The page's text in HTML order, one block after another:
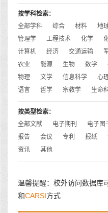
按学科检索：
全部学科
综合 材料 地
管理学
工程技术 化学
计算机
经济 交通运输
农业
能源 生物 数学
物理
文学 信息科学 心
语言
哲学 宗教学 生命
按类型检索：
全部文献
电子期刊 电子图
报告
会议 专利 报纸
资讯
其他
温馨提醒：校外访问数据库
和CARSI方式